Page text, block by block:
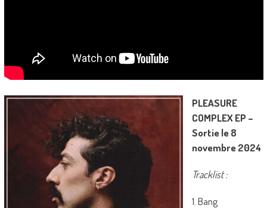
PLEASURE
COMPLEX EP –
Sortie le 8
novembre 2024
Tracklist :
1. Bang